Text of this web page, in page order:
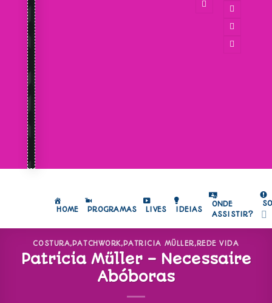
HOME PROGRAMAS LIVES IDEIAS
ONDE
ASSISTIR?
COSTURA, PATCHWORK, PATRICIA MÜLLER,REDE VIDA
Patricia Müller – Necessaire
Abóboras